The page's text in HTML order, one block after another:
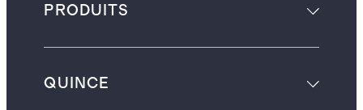
PRODUITS
QUINCE